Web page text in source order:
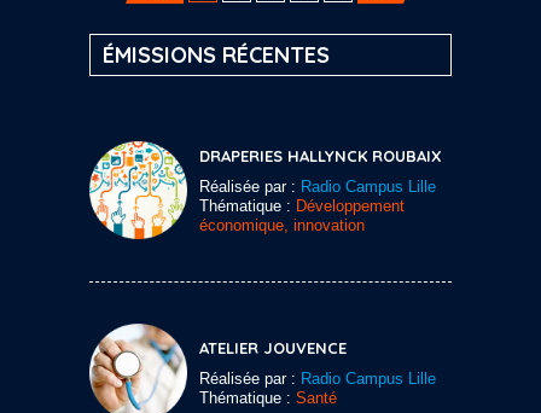
ÉMISSIONS RÉCENTES
DRAPERIES HALLYNCK ROUBAIX
Réalisée par : Radio Campus Lille
Thématique : Développement
économique, innovation
ATELIER JOUVENCE
Réalisée par : Radio Campus Lille
Thématique : Santé